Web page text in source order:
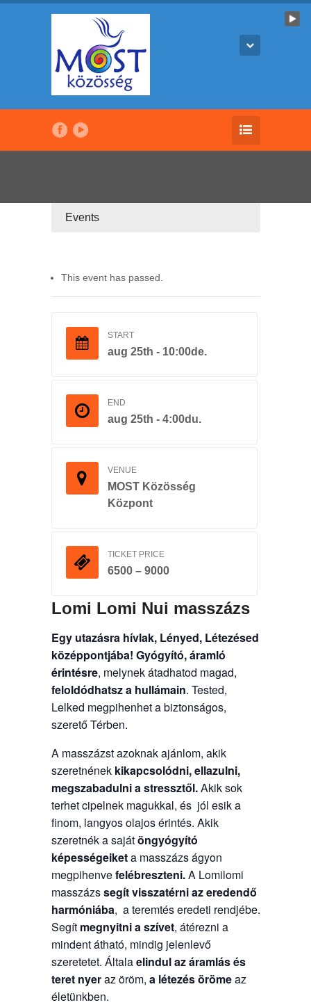
Events
This event has passed.
START
aug 25th - 10:00de.
END
aug 25th - 4:00du.
VENUE
MOST Közösség
Központ
TICKET PRICE
6500 – 9000
Lomi Lomi Nui masszázs
Egy utazásra hívlak, Lényed, Létezésed
középpontjába! Gyógyító, áramló
érintésre, melynek átadhatod magad,
feloldódhatsz a hullámain. Tested,
Lelked megpihenhet a biztonságos,
szerető Térben.
A masszázst azoknak ajánlom, akik
szeretnének kikapcsolódni, ellazulni,
megszabadulni a stressztől.Akik sok
terhet cipelnek magukkal, és jól esik a
finom, langyos olajos érintés. Akik
szeretnék a sajátöngyógyító
képességeiketa masszázs ágyon
megpihenvefelébreszteni.A Lomilomi
masszázssegít visszatérni az eredendő
harmóniába, a teremtés eredeti rendjébe.
Segít megnyitni a szívet, átérezni a
mindent átható, mindig jelenlevő
szeretetet. Általaelindul az áramlás és
teret nyeraz öröm, a létezés örömeaz
életünkben.